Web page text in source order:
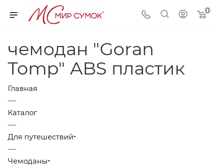
0
чемодан "Goran
Tomp" ABS пластик
Главная
—
Каталог
—
Для путешествий
—
Чемоданы